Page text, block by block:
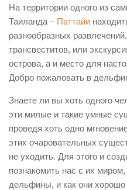
Куда поехать?
Полезно знать
Отдых с детьми
Поиск туров online
На территории одного из
Таиланда – Паттайи
разнообразных
трансвеститов, или
острова, а и место для
Добро пожаловать в
Знаете ли вы хоть одного
эти милые и такие умные
проведя хоть одно
этих очаровательных
не уходить. Для этого и
познакомить нас с их
дельфины, и как они